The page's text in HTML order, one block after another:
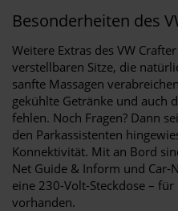
Besonderheiten des
Weitere Extras des VW
verstellbaren Sitze, die
sanfte Massagen
gekühlte Getränke und auch
fehlen. Noch Fragen? Dann
den Parkassistenten
Konnektivität. Mit an Bord
Net Guide & Inform und Car-
eine 230-Volt-Steckdose –
vorhanden.